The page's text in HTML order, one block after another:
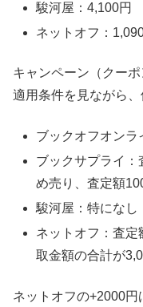
駿河屋：4,100円
ネットオフ：
キャンペーン（クー
適用条件を見ながら
ブックオフオン
ブックサプライ：
め売り、査定額
駿河屋：特になし
ネットオフ：査定
取金額の合計が
ネットオフの+2000